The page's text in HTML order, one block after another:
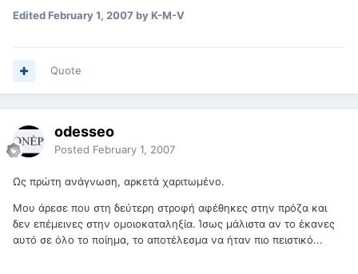
EditedFebruary 1, 2007 by K-M-V
Quote
odesseo
Posted February 1, 2007
Ως πρώτη ανάγνωση, αρκετά χαριτωμένο.
Μου άρεσε που στη δεύτερη στροφή αφέθηκες στην πρόζα και
δεν επέμεινες στην ομοιοκαταληξία. Ίσως μάλιστα αν το έκανες
αυτό σε όλο το ποίημα, το αποτέλεσμα να ήταν πιο πειστικό...